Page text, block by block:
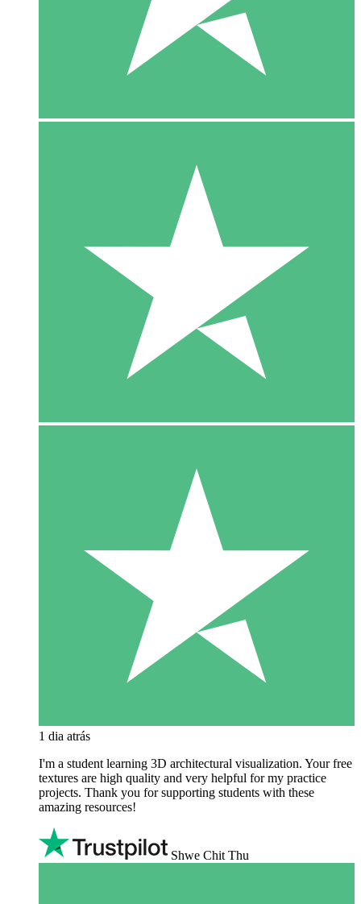
1 dia atrás
I'm a student learning 3D architectural visualization. Your free
textures are high quality and very helpful for my practice
projects. Thank you for supporting students with these
amazing resources!
Shwe Chit Thu